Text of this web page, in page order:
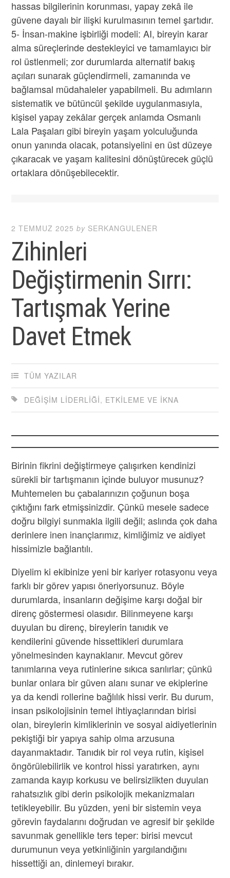
hassas bilgilerinin korunması, yapay zekâ ile
güvene dayalı bir ilişki kurulmasının temel şartıdır.
5- İnsan-makine işbirliği modeli: AI, bireyin karar
alma süreçlerinde destekleyici ve tamamlayıcı bir
rol üstlenmeli; zor durumlarda alternatif bakış
açıları sunarak güçlendirmeli, zamanında ve
bağlamsal müdahaleler yapabilmeli. Bu adımların
sistematik ve bütüncül şekilde uygulanmasıyla,
kişisel yapay zekâlar gerçek anlamda Osmanlı
Lala Paşaları gibi bireyin yaşam yolculuğunda
onun yanında olacak, potansiyelini en üst düzeye
çıkaracak ve yaşam kalitesini dönüştürecek güçlü
ortaklara dönüşebilecektir.
2 TEMMUZ 2025 by SERKANGULENER
Zihinleri
Değiştirmenin Sırrı:
Tartışmak Yerine
Davet Etmek
TÜM YAZILAR
DEĞIŞIM LIDERLIĞI, ETKILEME VE İKNA
Birinin fikrini değiştirmeye çalışırken kendinizi
sürekli bir tartışmanın içinde buluyor musunuz?
Muhtemelen bu çabalarınızın çoğunun boşa
çıktığını fark etmişsinizdir. Çünkü mesele sadece
doğru bilgiyi sunmakla ilgili değil; aslında çok daha
derinlere inen inançlarımız, kimliğimiz ve aidiyet
hissimizle bağlantılı.
Diyelim ki ekibinize yeni bir kariyer rotasyonu veya
farklı bir görev yapısı öneriyorsunuz. Böyle
durumlarda, insanların değişime karşı doğal bir
direnç göstermesi olasıdır. Bilinmeyene karşı
duyulan bu direnç, bireylerin tanıdık ve
kendilerini güvende hissettikleri durumlara
yönelmesinden kaynaklanır. Mevcut görev
tanımlarına veya rutinlerine sıkıca sarılırlar; çünkü
bunlar onlara bir güven alanı sunar ve ekiplerine
ya da kendi rollerine bağlılık hissi verir. Bu durum,
insan psikolojisinin temel ihtiyaçlarından birisi
olan, bireylerin kimliklerinin ve sosyal aidiyetlerinin
pekiştiği bir yapıya sahip olma arzusuna
dayanmaktadır. Tanıdık bir rol veya rutin, kişisel
öngörülebilirlik ve kontrol hissi yaratırken, aynı
zamanda kayıp korkusu ve belirsizlikten duyulan
rahatsızlık gibi derin psikolojik mekanizmaları
tetikleyebilir. Bu yüzden, yeni bir sistemin veya
görevin faydalarını doğrudan ve agresif bir şekilde
savunmak genellikle ters teper: birisi mevcut
durumunun veya yetkinliğinin yargılandığını
hissettiği an, dinlemeyi bırakır.